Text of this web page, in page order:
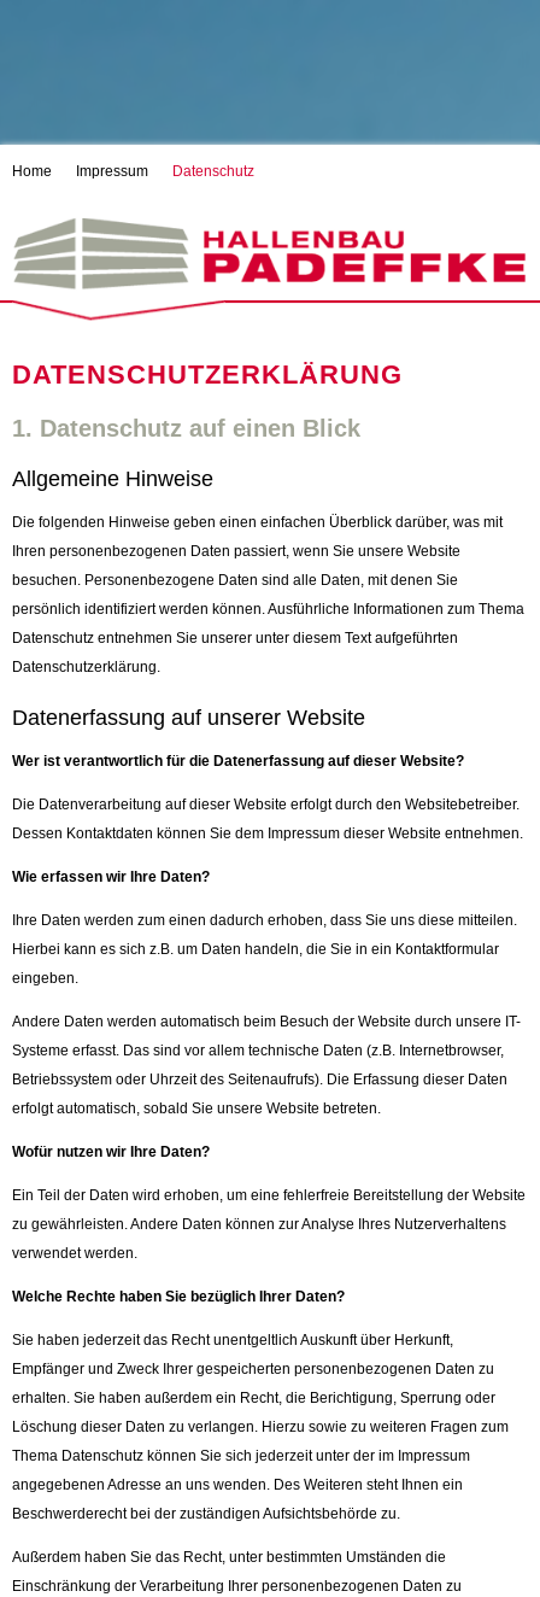
Home Impressum Datenschutz
DATENSCHUTZERKLÄRUNG
1. Datenschutz auf einen Blick
Allgemeine Hinweise
Die folgenden Hinweise geben einen einfachen Überblick darüber, was mit
Ihren personenbezogenen Daten passiert, wenn Sie unsere Website
besuchen. Personenbezogene Daten sind alle Daten, mit denen Sie
persönlich identifiziert werden können. Ausführliche Informationen zum Thema
Datenschutz entnehmen Sie unserer unter diesem Text aufgeführten
Datenschutzerklärung.
Datenerfassung auf unserer Website
Wer ist verantwortlich für die Datenerfassung auf dieser Website?
Die Datenverarbeitung auf dieser Website erfolgt durch den Websitebetreiber.
Dessen Kontaktdaten können Sie dem Impressum dieser Website entnehmen.
Wie erfassen wir Ihre Daten?
Ihre Daten werden zum einen dadurch erhoben, dass Sie uns diese mitteilen.
Hierbei kann es sich z.B. um Daten handeln, die Sie in ein Kontaktformular
eingeben.
Andere Daten werden automatisch beim Besuch der Website durch unsere IT-
Systeme erfasst. Das sind vor allem technische Daten (z.B. Internetbrowser,
Betriebssystem oder Uhrzeit des Seitenaufrufs). Die Erfassung dieser Daten
erfolgt automatisch, sobald Sie unsere Website betreten.
Wofür nutzen wir Ihre Daten?
Ein Teil der Daten wird erhoben, um eine fehlerfreie Bereitstellung der Website
zu gewährleisten. Andere Daten können zur Analyse Ihres Nutzerverhaltens
verwendet werden.
Welche Rechte haben Sie bezüglich Ihrer Daten?
Sie haben jederzeit das Recht unentgeltlich Auskunft über Herkunft,
Empfänger und Zweck Ihrer gespeicherten personenbezogenen Daten zu
erhalten. Sie haben außerdem ein Recht, die Berichtigung, Sperrung oder
Löschung dieser Daten zu verlangen. Hierzu sowie zu weiteren Fragen zum
Thema Datenschutz können Sie sich jederzeit unter der im Impressum
angegebenen Adresse an uns wenden. Des Weiteren steht Ihnen ein
Beschwerderecht bei der zuständigen Aufsichtsbehörde zu.
Außerdem haben Sie das Recht, unter bestimmten Umständen die
Einschränkung der Verarbeitung Ihrer personenbezogenen Daten zu